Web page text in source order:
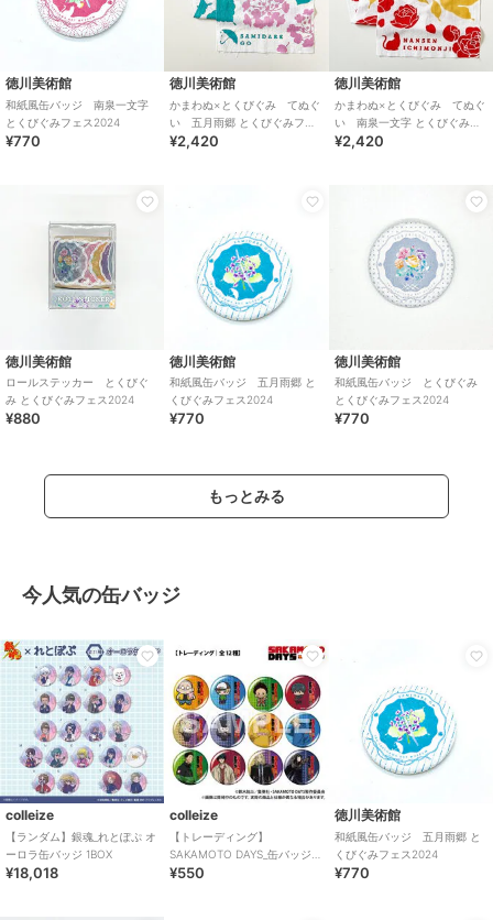
徳川美術館
和紙風缶バッジ 南泉一文字
とくびぐみフェス2024
¥770
徳川美術館
かまわぬ×とくびぐみ てぬぐ
い 五月雨郷 とくびぐみフェ
ス2024
¥2,420
徳川美術館
かまわぬ×とくびぐみ てぬぐ
い 南泉一文字 とくびぐみフ
ェス2024
¥2,420
徳川美術館
ロールステッカー とくびぐ
み とくびぐみフェス2024
¥880
徳川美術館
和紙風缶バッジ 五月雨郷 と
くびぐみフェス2024
¥770
徳川美術館
和紙風缶バッジ とくびぐみ
とくびぐみフェス2024
¥770
もっとみる
今人気の缶バッジ
colleize
【ランダム】銀魂_れとぽぷ オ
ーロラ缶バッジ 1BOX
¥18,018
colleize
【トレーディング】
SAKAMOTO DAYS_缶バッジ
ぷちきゅんmix
¥550
徳川美術館
和紙風缶バッジ 五月雨郷 と
くびぐみフェス2024
¥770